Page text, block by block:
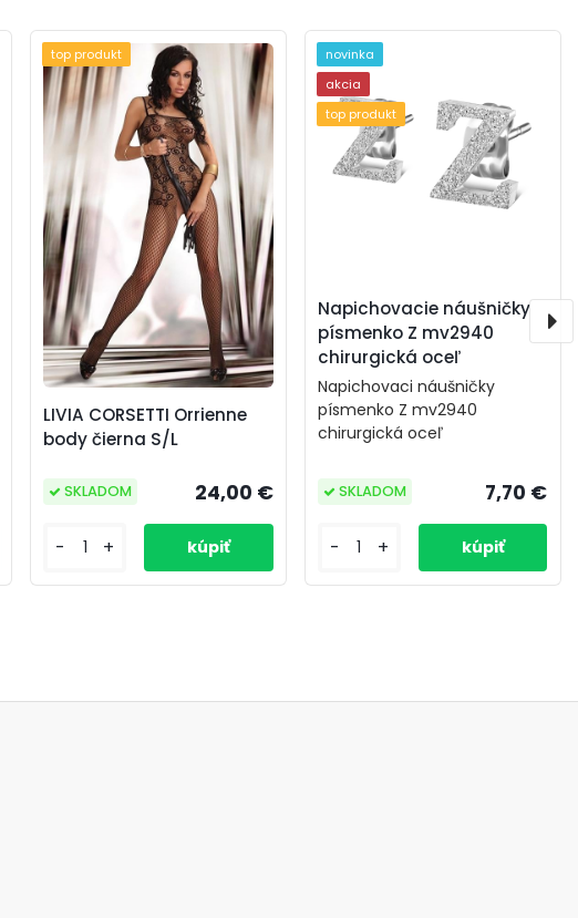
LIVIA CORSETTI Orrienne
body čierna S/L
24,00 €
- +
SKLADOM
top produkt
Napichovacie náušničky
písmenko Z mv2940
chirurgická oceľ
Napichovaci náušničky
písmenko Z mv2940
chirurgická oceľ
7,70 €
- +
SKLADOM
novinka
akcia
top produkt